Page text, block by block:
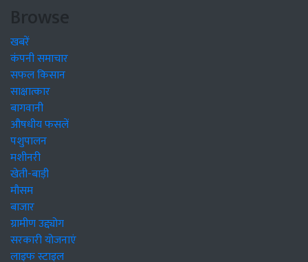
Browse
खबरें
कंपनी समाचार
सफल किसान
साक्षात्कार
बागवानी
औषधीय फसलें
पशुपालन
मशीनरी
खेती-बाड़ी
मौसम
बाजार
ग्रामीण उद्द्योग
सरकारी योजनाएं
लाइफ स्टाइल